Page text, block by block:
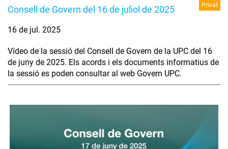
Consell de Govern del 16 de juliol de 2025 Privat
16 de jul. 2025
Vídeo de la sessió del Consell de Govern de la UPC del 16
de juny de 2025. Els acords i els documents informatius de
la sessió es poden consultar al web Govern UPC.